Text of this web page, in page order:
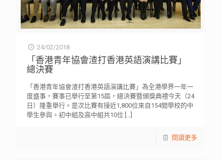
24/02/2018
「香港青年協會渣打香港英語演講比賽」
總決賽
「香港青年協會渣打香港英語演講比賽」為全港學界一年一
度盛事，賽事已舉行至第15屆，總決賽暨頒獎典禮今天（24
日）隆重舉行。是次比賽有接近1,800位來自154間學校的中
學生參與。初中組及高中組共10位 […]
閱讀更多